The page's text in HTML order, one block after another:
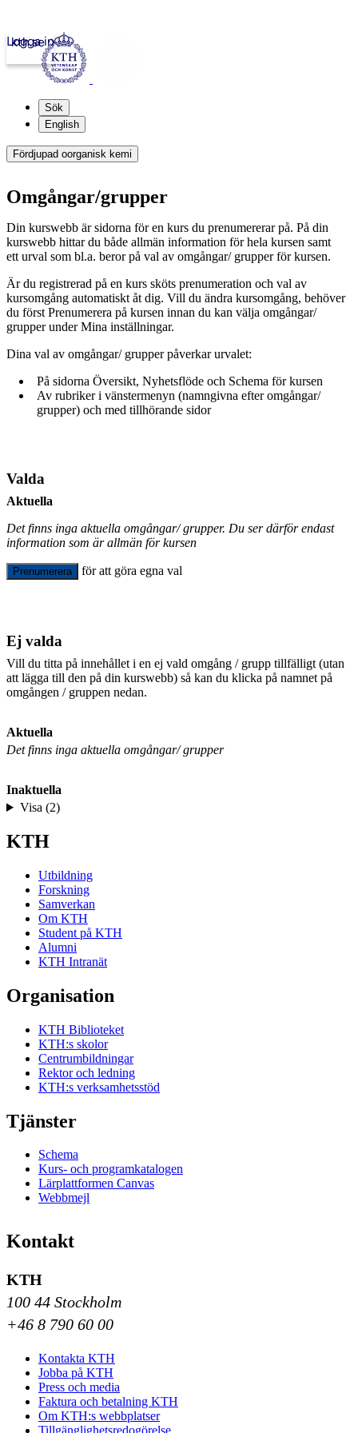
kth.se
Logga in
Sök
English
Fördjupad oorganisk kemi
Omgångar/grupper
Din kurswebb är sidorna för en kurs du prenumererar på. På din
kurswebb hittar du både allmän information för hela kursen samt
ett urval som bl.a. beror på val av omgångar/ grupper för kursen.
Är du registrerad på en kurs sköts prenumeration och val av
kursomgång automatiskt åt dig. Vill du ändra kursomgång, behöver
du först Prenumerera på kursen innan du kan välja omgångar/
grupper under Mina inställningar.
Dina val av omgångar/ grupper påverkar urvalet:
På sidorna Översikt, Nyhetsflöde och Schema för kursen
Av rubriker i vänstermenyn (namngivna efter omgångar/
grupper) och med tillhörande sidor
Valda
Aktuella
Det finns inga aktuella omgångar/ grupper. Du ser därför endast
information som är allmän för kursen
Prenumerera för att göra egna val
Ej valda
Vill du titta på innehållet i en ej vald omgång / grupp tillfälligt (utan
att lägga till den på din kurswebb) så kan du klicka på namnet på
omgången / gruppen nedan.
Aktuella
Det finns inga aktuella omgångar/ grupper
Inaktuella
Visa (2)
KTH
Utbildning
Forskning
Samverkan
Om KTH
Student på KTH
Alumni
KTH Intranät
Organisation
KTH Biblioteket
KTH:s skolor
Centrumbildningar
Rektor och ledning
KTH:s verksamhetsstöd
Tjänster
Schema
Kurs- och programkatalogen
Lärplattformen Canvas
Webbmejl
Kontakt
KTH
100 44 Stockholm
+46 8 790 60 00
Kontakta KTH
Jobba på KTH
Press och media
Faktura och betalning KTH
Om KTH:s webbplatser